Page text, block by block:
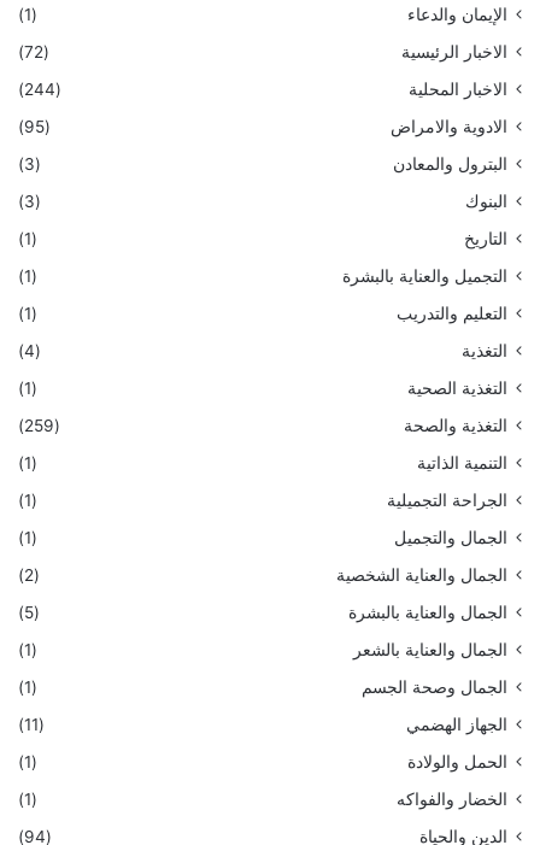
الإيمان والدعاء
(1)
الاخبار الرئيسية
(72)
الاخبار المحلية
(244)
الادوية والامراض
(95)
البترول والمعادن
(3)
البنوك
(3)
التاريخ
(1)
التجميل والعناية بالبشرة
(1)
التعليم والتدريب
(1)
التغذية
(4)
التغذية الصحية
(1)
التغذية والصحة
(259)
التنمية الذاتية
(1)
الجراحة التجميلية
(1)
الجمال والتجميل
(1)
الجمال والعناية الشخصية
(2)
الجمال والعناية بالبشرة
(5)
الجمال والعناية بالشعر
(1)
الجمال وصحة الجسم
(1)
الجهاز الهضمي
(11)
الحمل والولادة
(1)
الخضار والفواكه
(1)
الدين والحياة
(94)